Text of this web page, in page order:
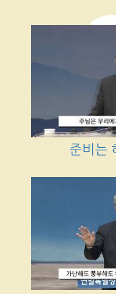
준비는